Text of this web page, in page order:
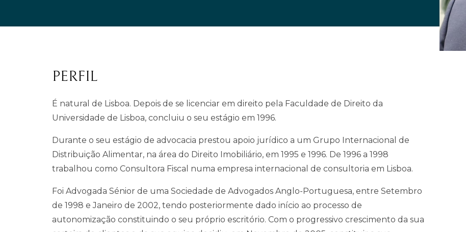
PERFIL
É natural de Lisboa. Depois de se licenciar em direito pela Faculdade de Direito da
Universidade de Lisboa, concluiu o seu estágio em 1996.
Durante o seu estágio de advocacia prestou apoio jurídico a um Grupo Internacional de
Distribuição Alimentar, na área do Direito Imobiliário, em 1995 e 1996. De 1996 a 1998
trabalhou como Consultora Fiscal numa empresa internacional de consultoria em Lisboa.
Foi Advogada Sénior de uma Sociedade de Advogados Anglo-Portuguesa, entre Setembro
de 1998 e Janeiro de 2002, tendo posteriormente dado início ao processo de
autonomização constituindo o seu próprio escritório. Com o progressivo crescimento da sua